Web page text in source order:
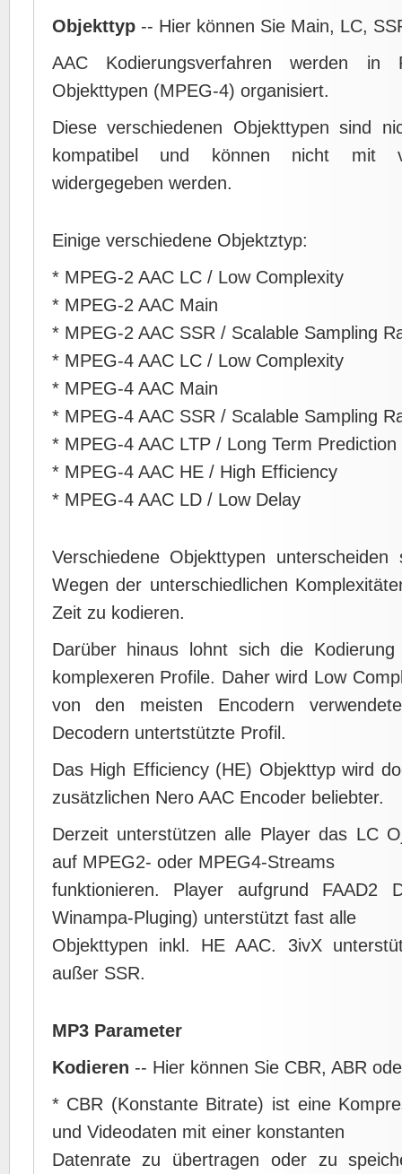
Objekttyp-- Hier können Sie Main, LC,
AAC Kodierungsverfahren werden in
Objekttypen (MPEG-4) organisiert.
Diese verschiedenen Objekttypen sind
kompatibel und können nicht mit
widergegeben werden.
Einige verschiedene Objektztyp:
* MPEG-2 AAC LC / Low Complexity
* MPEG-2 AAC Main
* MPEG-2 AAC SSR / Scalable Sampling
* MPEG-4 AAC LC / Low Complexity
* MPEG-4 AAC Main
* MPEG-4 AAC SSR / Scalable Sampling
* MPEG-4 AAC LTP / Long Term Prediction
* MPEG-4 AAC HE / High Efficiency
* MPEG-4 AAC LD / Low Delay
Verschiedene Objekttypen
Wegen der unterschiedlichen
Zeit zu kodieren.
Darüber hinaus lohnt sich die
komplexeren Profile. Daher wird Low
von den meisten Encodern
Decodern untertstützte Profil.
Das High Efficiency (HE) Objekttyp wird
zusätzlichen Nero AAC Encoder beliebter.
Derzeit unterstützen alle Player das LC
auf MPEG2- oder MPEG4-Streams
funktionieren. Player aufgrund FAAD2
Winampa-Pluging) unterstützt fast alle
Objekttypen inkl. HE AAC. 3ivX
außer SSR.
MP3 Parameter
Kodieren -- Hier können Sie CBR, ABR
* CBR (Konstante Bitrate) ist eine
und Videodaten mit einer konstanten
Datenrate zu übertragen oder zu